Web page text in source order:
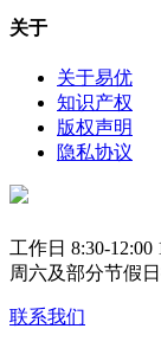
关于
关于易优
知识产权
版权声明
隐私协议
工作日 8:30-12:00
周六及部分节假
联系我们